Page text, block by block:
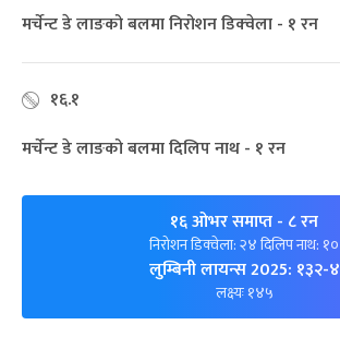
मर्चेन्ट डे लाङको बलमा निरोशन डिक्‍वेला - १ रन
१६.१
मर्चेन्ट डे लाङको बलमा दिलिप नाथ - १ रन
१६ ओभर समाप्त- ८ रन
निरोशन डिक्‍वेला: २४ दिलिप नाथ: १०
लुम्बिनी लायन्स 2025: १३२-४
लक्ष्यः १४५